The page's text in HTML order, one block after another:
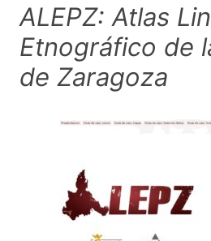
ALEPZ: Atlas
Etnográfico de
de Zaragoza